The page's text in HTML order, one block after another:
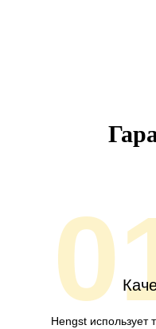
Hengst использует